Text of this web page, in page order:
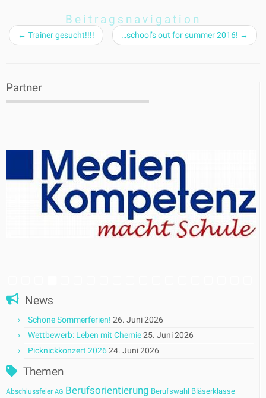
Beitragsnavigation
← Trainer gesucht!!!! …school’s out for summer 2016! →
Partner
News
Schöne Sommerferien! 26. Juni 2026
Wettbewerb: Leben mit Chemie25. Juni 2026
Picknickkonzert 202624. Juni 2026
Themen
Abschlussfeier AG Berufsorientierung Berufswahl Bläserklasse